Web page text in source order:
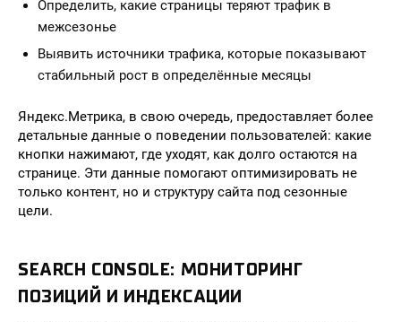
Определить, какие страницы теряют трафик в
межсезонье
Выявить источники трафика, которые показывают
стабильный рост в определённые месяцы
Яндекс.Метрика, в свою очередь, предоставляет более
детальные данные о поведении пользователей: какие
кнопки нажимают, где уходят, как долго остаются на
странице. Эти данные помогают оптимизировать не
только контент, но и структуру сайта под сезонные
цели.
SEARCH CONSOLE: МОНИТОРИНГ
ПОЗИЦИЙ И ИНДЕКСАЦИИ